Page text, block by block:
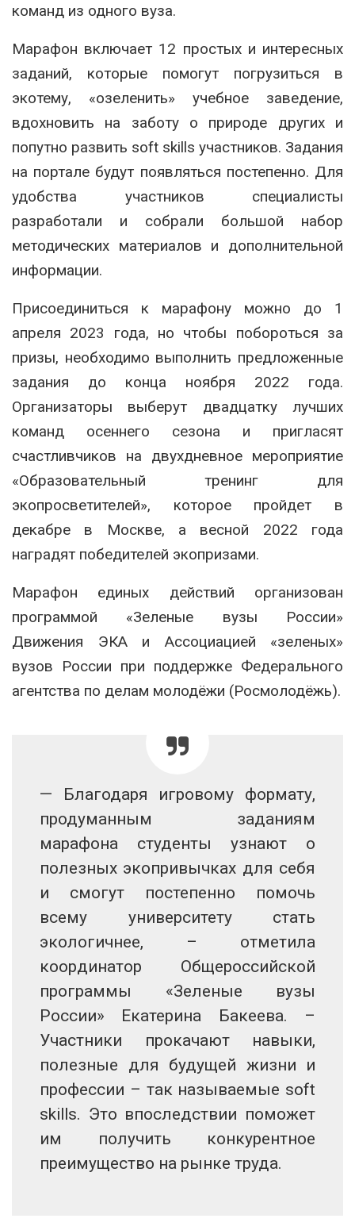
команд из одного вуза.
Марафон включает 12 простых и интересных
заданий, которые помогут погрузиться в
экотему, «озеленить» учебное заведение,
вдохновить на заботу о природе других и
попутно развить soft skills участников. Задания
на портале будут появляться постепенно. Для
удобства участников специалисты
разработали и собрали большой набор
методических материалов и дополнительной
информации.
Присоединиться к марафону можно до 1
апреля 2023 года, но чтобы побороться за
призы, необходимо выполнить предложенные
задания до конца ноября 2022 года.
Организаторы выберут двадцатку лучших
команд осеннего сезона и пригласят
счастливчиков на двухдневное мероприятие
«Образовательный тренинг для
экопросветителей», которое пройдет в
декабре в Москве, а весной 2022 года
наградят победителей экопризами.
Марафон единых действий организован
программой «Зеленые вузы России»
Движения ЭКА и Ассоциацией «зеленых»
вузов России при поддержке Федерального
агентства по делам молодёжи (Росмолодёжь).
— Благодаря игровому формату,
продуманным заданиям
марафона студенты узнают о
полезных экопривычках для себя
и смогут постепенно помочь
всему университету стать
экологичнее, – отметила
координатор Общероссийской
программы «Зеленые вузы
России» Екатерина Бакеева. –
Участники прокачают навыки,
полезные для будущей жизни и
профессии – так называемые soft
skills. Это впоследствии поможет
им получить конкурентное
преимущество на рынке труда.